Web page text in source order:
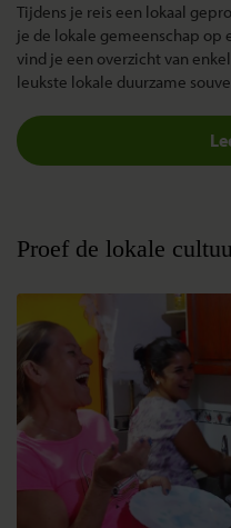
Tijdens je reis een lokaal
je de lokale gemeenschap op
vind je een overzicht van
leukste lokale duurzame
Proef de lokale